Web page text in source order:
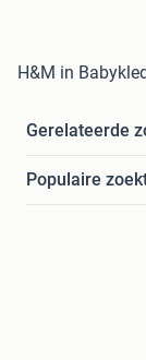
H&M in
Gerelateerde
Populaire